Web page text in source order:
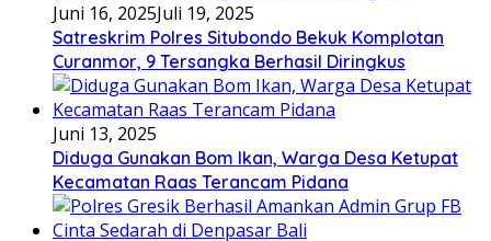
Juni 16, 2025Juli 19, 2025
Satreskrim Polres Situbondo Bekuk Komplotan
Curanmor, 9 Tersangka Berhasil Diringkus
Juni 13, 2025
Diduga Gunakan Bom Ikan, Warga Desa Ketupat
Kecamatan Raas Terancam Pidana